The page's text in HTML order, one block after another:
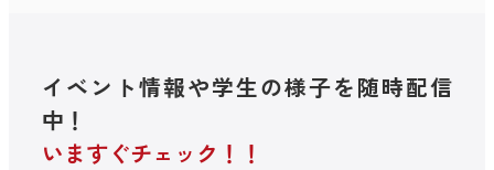
イベント情報や学生の様子を随時配信
中！
いますぐチェック！！